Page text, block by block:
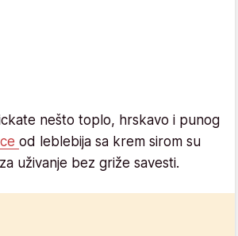
nešto toplo, hrskavo i punog
od leblebija sa krem sirom su
uživanje bez griže savesti.